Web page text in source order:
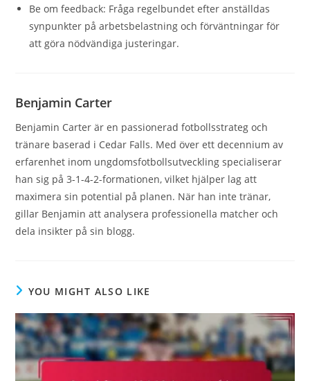
Be om feedback: Fråga regelbundet efter anställdas
synpunkter på arbetsbelastning och förväntningar för
att göra nödvändiga justeringar.
Benjamin Carter
Benjamin Carter är en passionerad fotbollsstrateg och
tränare baserad i Cedar Falls. Med över ett decennium av
erfarenhet inom ungdomsfotbollsutveckling specialiserar
han sig på 3-1-4-2-formationen, vilket hjälper lag att
maximera sin potential på planen. När han inte tränar,
gillar Benjamin att analysera professionella matcher och
dela insikter på sin blogg.
YOU MIGHT ALSO LIKE